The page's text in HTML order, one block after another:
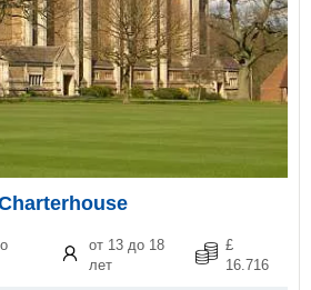
от 13 до 18
лет
£
16.716